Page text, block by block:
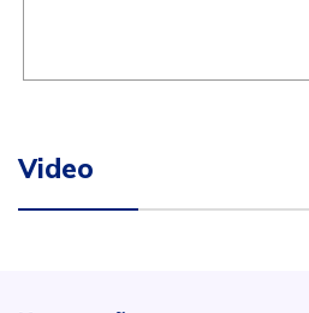
Video